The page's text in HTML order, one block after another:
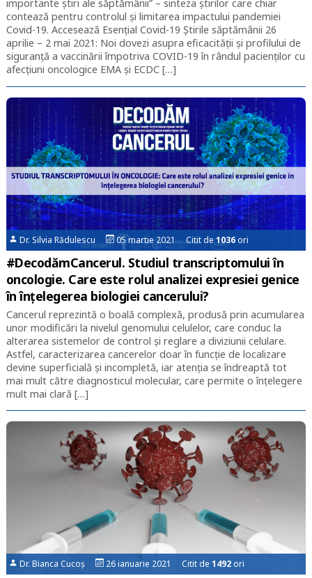
importante știri ale săptămânii” – sinteza știrilor care chiar
contează pentru controlul și limitarea impactului pandemiei
Covid-19. Accesează Esențial Covid-19 Știrile săptămânii 26
aprilie – 2 mai 2021: Noi dovezi asupra eficacității și profilului de
siguranță a vaccinării împotriva COVID-19 în rândul pacienților cu
afecțiuni oncologice EMA și ECDC […]
Dr. Silvia Rădulescu 05 martie 2021 Citit de1036ori
#DecodămCancerul. Studiul transcriptomului în
oncologie. Care este rolul analizei expresiei genice
în înțelegerea biologiei cancerului?
Cancerul reprezintă o boală complexă, produsă prin acumularea
unor modificări la nivelul genomului celulelor, care conduc la
alterarea sistemelor de control și reglare a diviziunii celulare.
Astfel, caracterizarea cancerelor doar în funcție de localizare
devine superficială și incompletă, iar atenția se îndreaptă tot
mai mult către diagnosticul molecular, care permite o înțelegere
mult mai clară […]
Dr. Bianca Cucoș 26 ianuarie 2021 Citit de1492 ori